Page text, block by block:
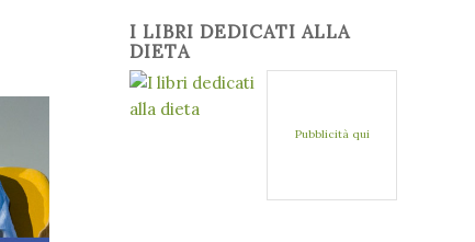
I LIBRI DEDICATI ALLA
DIETA
Pubblicità qui